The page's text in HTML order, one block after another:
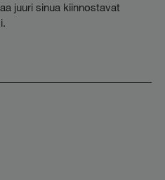
juuri sinua kiinnostavat